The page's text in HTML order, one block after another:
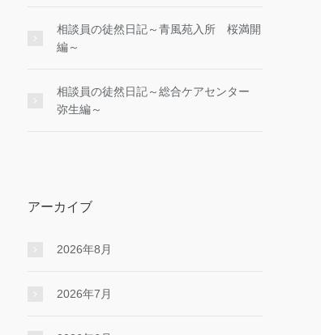
相談員の徒然日記～青風苑入所 桜満開
編～
相談員の徒然日記～総合ケアセンター
弥生編～
アーカイブ
2026年8月
2026年7月